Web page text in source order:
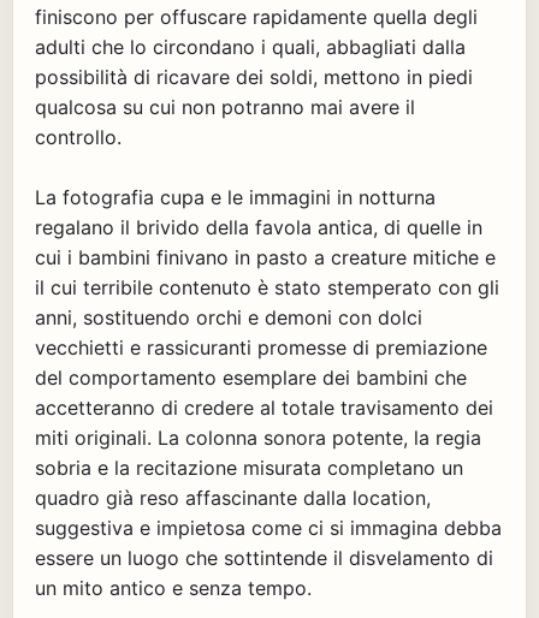
finiscono per offuscare rapidamente quella degli
adulti che lo circondano i quali, abbagliati dalla
possibilità di ricavare dei soldi, mettono in piedi
qualcosa su cui non potranno mai avere il
controllo.
La fotografia cupa e le immagini in notturna
regalano il brivido della favola antica, di quelle in
cui i bambini finivano in pasto a creature mitiche e
il cui terribile contenuto è stato stemperato con gli
anni, sostituendo orchi e demoni con dolci
vecchietti e rassicuranti promesse di premiazione
del comportamento esemplare dei bambini che
accetteranno di credere al totale travisamento dei
miti originali. La colonna sonora potente, la regia
sobria e la recitazione misurata completano un
quadro già reso affascinante dalla location,
suggestiva e impietosa come ci si immagina debba
essere un luogo che sottintende il disvelamento di
un mito antico e senza tempo.